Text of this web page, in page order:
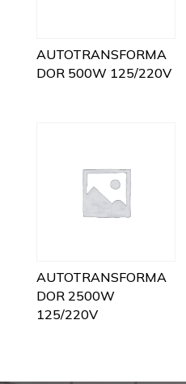
AUTOTRANSFORMA
DOR 500W 125/220V
AUTOTRANSFORMA
DOR 2500W
125/220V